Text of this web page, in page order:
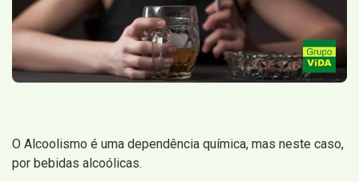
O Alcoolismo é uma dependência química, mas neste caso,
por bebidas alcoólicas.